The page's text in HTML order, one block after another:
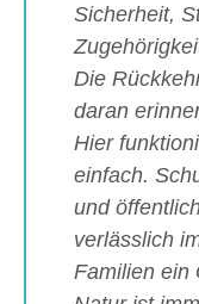
Sicherheit,
Die
daran
Hier
einfach.
und
verlässlich
Familien ein